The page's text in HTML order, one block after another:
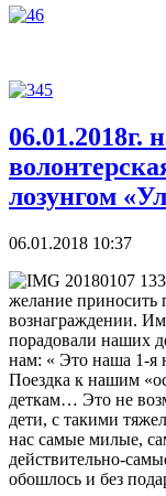
06.01.2018г.
лозунгом
06.01.2018 10:37
желание приносить
вознаграждении.
порадовали наших
нам: « Это наша 1-я
Поездка к нашим
деткам… Это не
дети, с такими
нас самые милые,
действительно-
обошлось и без